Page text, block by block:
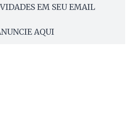
EM SEU EMAIL
AQUI